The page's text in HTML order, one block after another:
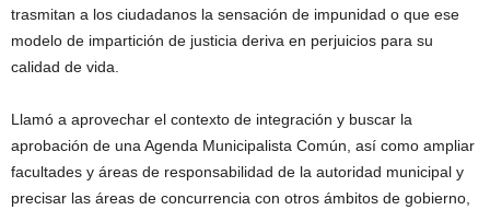
trasmitan a los ciudadanos la sensación de impunidad o que ese
modelo de impartición de justicia deriva en perjuicios para su
calidad de vida.
Llamó a aprovechar el contexto de integración y buscar la
aprobación de una Agenda Municipalista Común, así como ampliar
facultades y áreas de responsabilidad de la autoridad municipal y
precisar las áreas de concurrencia con otros ámbitos de gobierno,